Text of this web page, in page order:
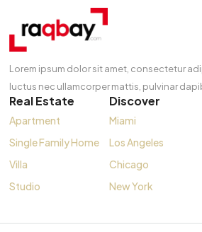
Lorem ipsum dolor sit amet, consectetur
luctus nec ullamcorper mattis, pulvinar
Real Estate
Apartment
Single Family Home
Villa
Studio
Discover
Miami
Los Angeles
Chicago
New York